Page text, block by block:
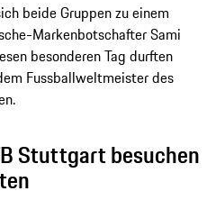
beide Gruppen zu einem
Markenbotschafter Sami
besonderen Tag durften
Fussballweltmeister des
Stuttgart besuchen